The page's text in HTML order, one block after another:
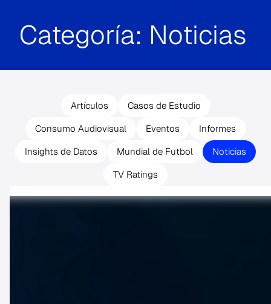
Categoría: Noticias
Artículos
Casos de Estudio
Consumo Audiovisual
Eventos
Informes
Insights de Datos
Mundial de Futbol
Noticias
TV Ratings